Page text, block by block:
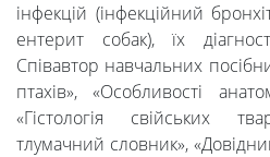
інфекцій (інфекційний
ентерит собак), їх
Співавтор навчальних
птахів», «Особливості
«Гістологія свійських
тлумачний словник»,